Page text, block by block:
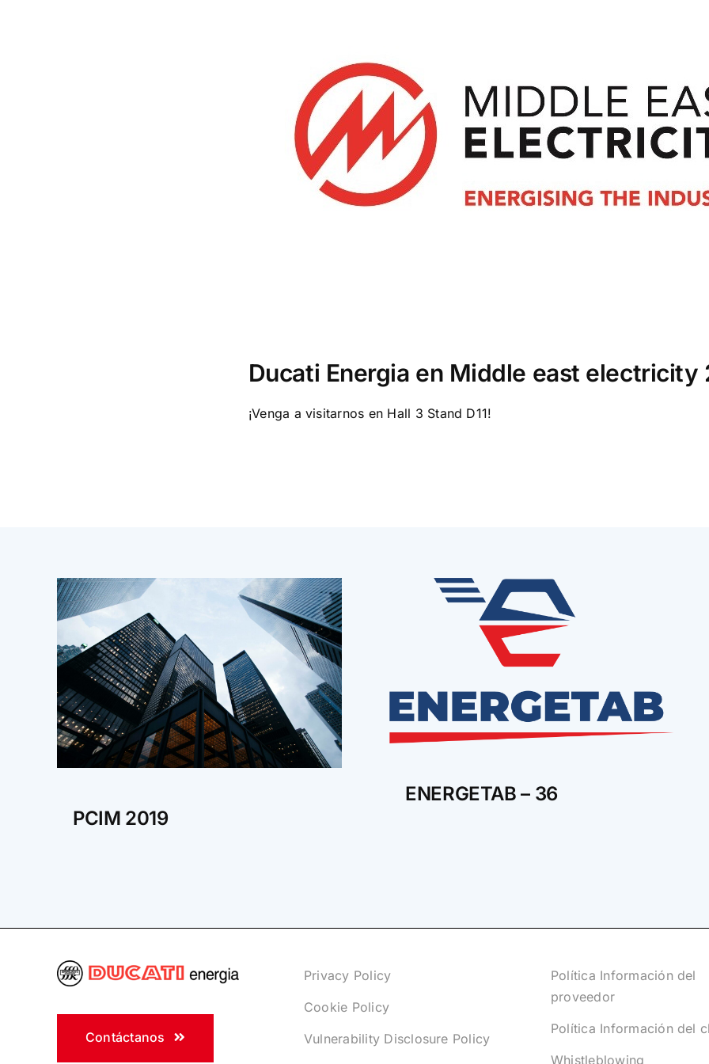
Ducati Energia en Middle east electricity
¡Venga a visitarnos en Hall 3 Stand D11!
PCIM 2019
ENERGETAB – 36
Contáctanos
Privacy Policy
Cookie Policy
Vulnerability Disclosure Policy
Política Información del
proveedor
Política Información del
Whistleblowing